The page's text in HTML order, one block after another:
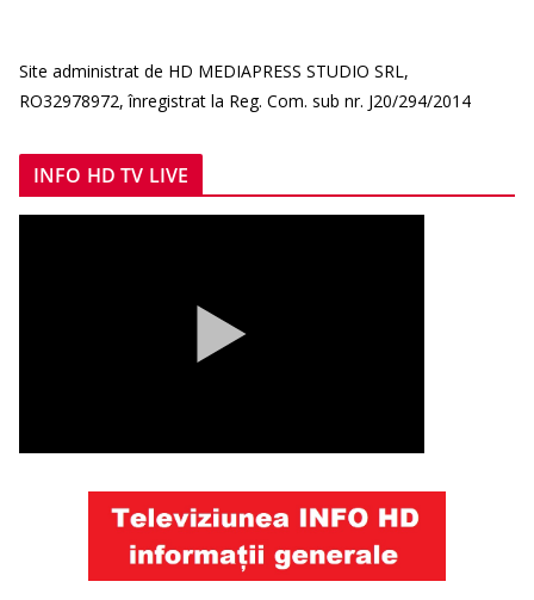
Site administrat de HD MEDIAPRESS STUDIO SRL,
RO32978972, înregistrat la Reg. Com. sub nr. J20/294/2014
INFO HD TV LIVE